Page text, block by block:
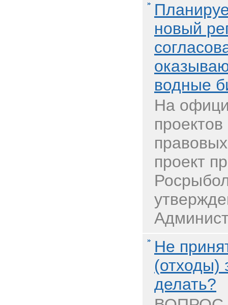
новый
водные
На
проект
Не
(отходы)
делать?